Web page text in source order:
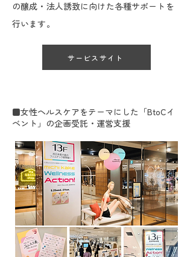
の醸成・法人誘致に向けた各種サポートを
行います。
サービスサイト
■女性ヘルスケアをテーマにした「BtoCイ
ベント」の企画受託・運営支援